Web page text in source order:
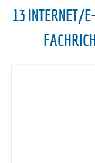
13 INTERNET/